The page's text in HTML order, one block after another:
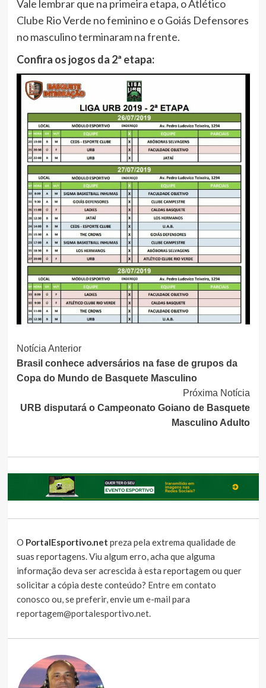
Vale lembrar que na primeira etapa, o Atlético
Clube Rio Verde no feminino e o Goiás Defensores
no masculino terminaram na frente.
Confira os jogos da 2ª etapa:
Continue
Lendo
Notícia Anterior
Brasil conhece adversários na fase de grupos da
Copa do Mundo de Basquete Masculino
Próxima Notícia
URB disputará o Campeonato Goiano de Basquete
Masculino Adulto
O PortalEsportivo.net preza pela extrema qualidade de
suas reportagens. Viu algum erro, acha que alguma
informação deva ser acrescida à esta reportagem ou quer
solicitar a cópia deste conteúdo? Entre em contato
conosco ou, se preferir, envie um e-mail para
reportagem@portalesportivo.net.